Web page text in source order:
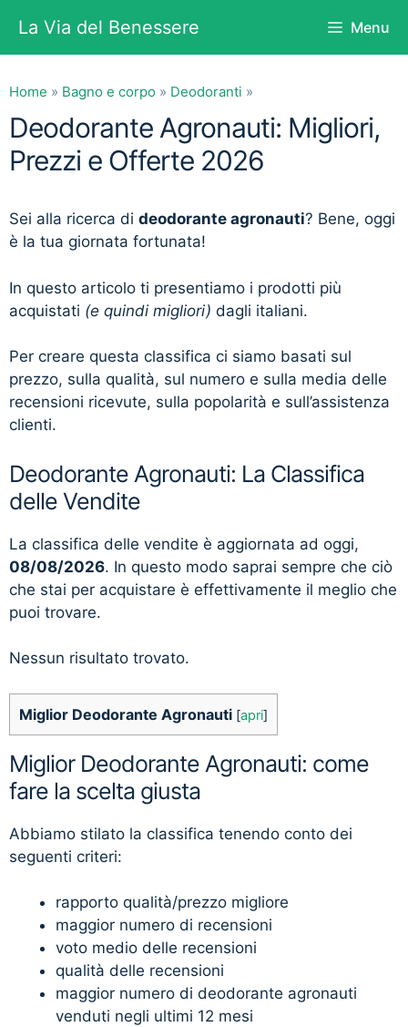
contenuto
La Via del Benessere Menu
Home » Bagno e corpo » Deodoranti »
Deodorante Agronauti: Migliori,
Prezzi e Offerte 2026
Sei alla ricerca di deodorante agronauti? Bene, oggi
è la tua giornata fortunata!
In questo articolo ti presentiamo i prodotti più
acquistati (e quindi migliori) dagli italiani.
Per creare questa classifica ci siamo basati sul
prezzo, sulla qualità, sul numero e sulla media delle
recensioni ricevute, sulla popolarità e sull’assistenza
clienti.
Deodorante Agronauti: La Classifica
delle Vendite
La classifica delle vendite è aggiornata ad oggi,
08/08/2026. In questo modo saprai sempre che ciò
che stai per acquistare è effettivamente il meglio che
puoi trovare.
Nessun risultato trovato.
Miglior Deodorante Agronauti [apri]
Miglior Deodorante Agronauti: come
fare la scelta giusta
Abbiamo stilato la classifica tenendo conto dei
seguenti criteri:
rapporto qualità/prezzo migliore
maggior numero di recensioni
voto medio delle recensioni
qualità delle recensioni
maggior numero di deodorante agronauti
venduti negli ultimi 12 mesi